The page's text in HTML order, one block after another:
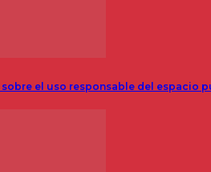
el uso responsable del espacio